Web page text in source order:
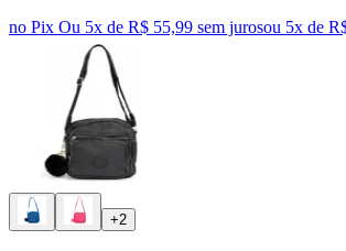
no Pix Ou 5x de R$ 55,99 sem jurosou 5x de
+2